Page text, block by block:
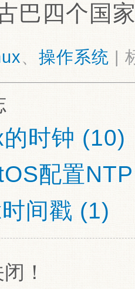
巴四个国
、 操作系统 |
时钟 (10)
配置
间戳 (1)
！